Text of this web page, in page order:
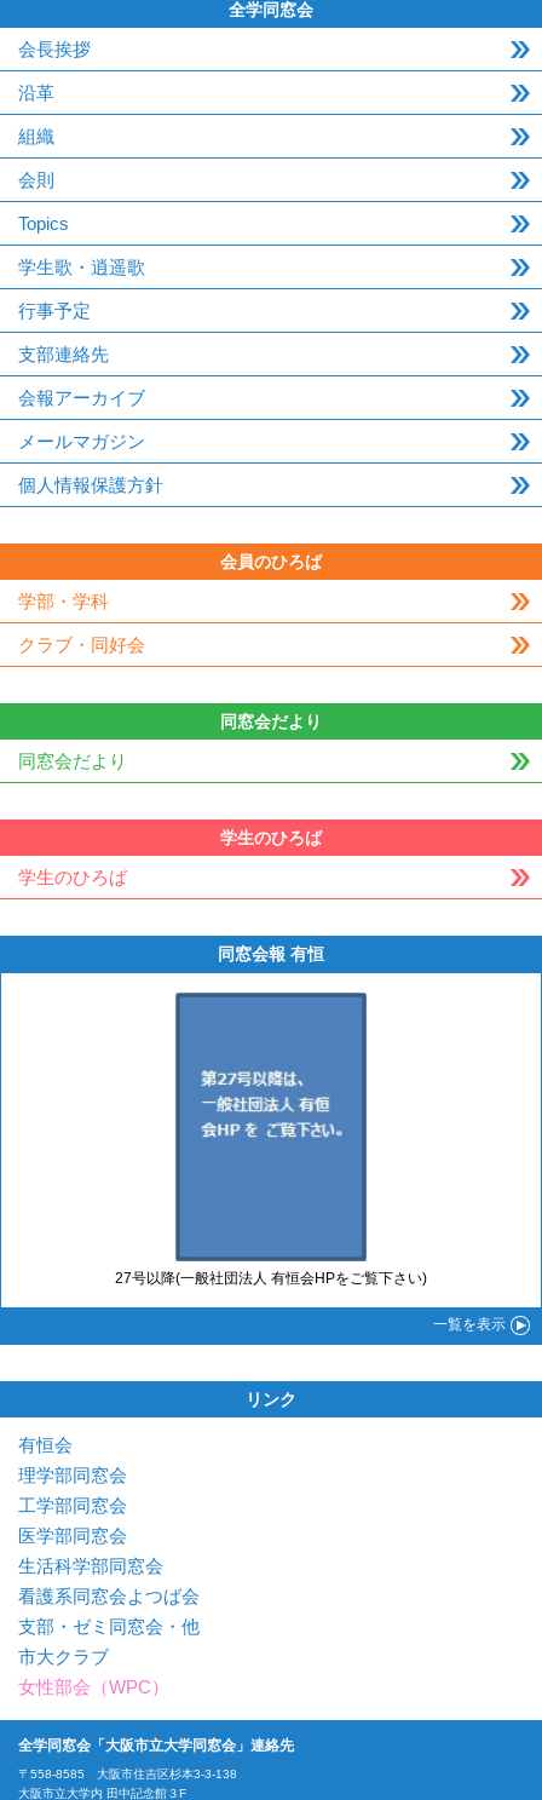
全学同窓会
会長挨拶
沿革
組織
会則
Topics
学生歌・逍遥歌
行事予定
支部連絡先
会報アーカイブ
メールマガジン
個人情報保護方針
会員のひろば
学部・学科
クラブ・同好会
同窓会だより
同窓会だより
学生のひろば
学生のひろば
同窓会報 有恒
27号以降(一般社団法人 有恒会HPをご覧下さい)
一覧を表示
リンク
有恒会
理学部同窓会
工学部同窓会
医学部同窓会
生活科学部同窓会
看護系同窓会よつば会
支部・ゼミ同窓会・他
市大クラブ
女性部会（WPC）
全学同窓会「大阪市立大学同窓会」連絡先
〒558-8585 大阪市住吉区杉本3-3-138
大阪市立大学内 田中記念館３F